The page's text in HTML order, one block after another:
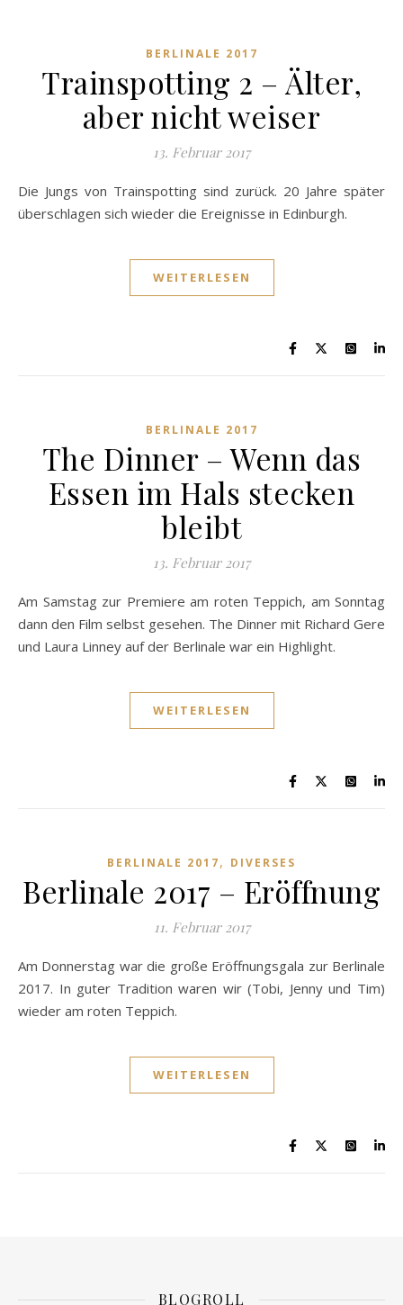
BERLINALE 2017
Trainspotting 2 – Älter,
aber nicht weiser
13. Februar 2017
Die Jungs von Trainspotting sind zurück. 20 Jahre später
überschlagen sich wieder die Ereignisse in Edinburgh.
WEITERLESEN
BERLINALE 2017
The Dinner – Wenn das
Essen im Hals stecken
bleibt
13. Februar 2017
Am Samstag zur Premiere am roten Teppich, am Sonntag
dann den Film selbst gesehen. The Dinner mit Richard Gere
und Laura Linney auf der Berlinale war ein Highlight.
WEITERLESEN
BERLINALE 2017, DIVERSES
Berlinale 2017 – Eröffnung
11. Februar 2017
Am Donnerstag war die große Eröffnungsgala zur Berlinale
2017. In guter Tradition waren wir (Tobi, Jenny und Tim)
wieder am roten Teppich.
WEITERLESEN
BLOGROLL